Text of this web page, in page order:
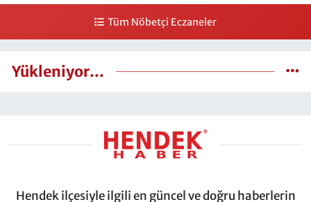
Tüm Nöbetçi Eczaneler
Yükleniyor...
Hendek ilçesiyle ilgili en güncel ve doğru haberlerin